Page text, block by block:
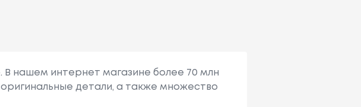
В нашем интернет магазине более 70 млн
детали, а также множество